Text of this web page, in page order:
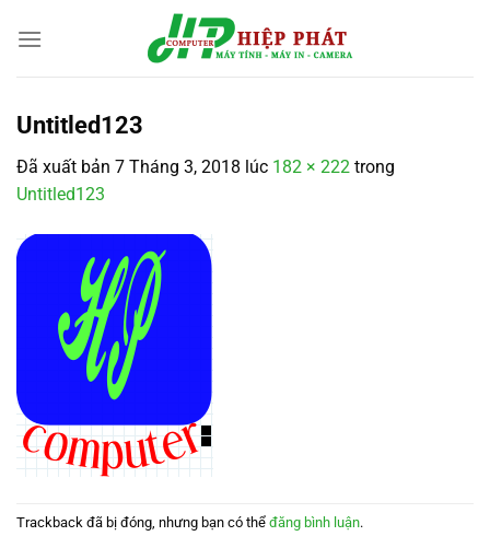
đến
Untitled123
Đã xuất bản 7 Tháng 3, 2018 lúc 182 × 222 trong
Untitled123
Trackback đã bị đóng, nhưng bạn có thể đăng bình luận.